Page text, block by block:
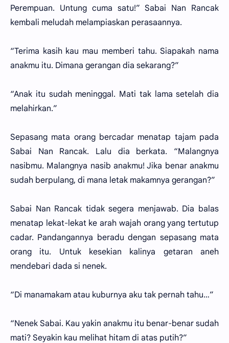
Perempuan. Untung cuma satu!” Sabai Nan Rancak
kembali meludah melampiaskan perasaannya.
“Terima kasih kau mau memberi tahu. Siapakah nama
anakmu itu. Dimana gerangan dia sekarang?”
“Anak itu sudah meninggal. Mati tak lama setelah dia
melahirkan.”
Sepasang mata orang bercadar menatap tajam pada
Sabai Nan Rancak. Lalu dia berkata. “Malangnya
nasibmu. Malangnya nasib anakmu! Jika benar anakmu
sudah berpulang, di mana letak makamnya gerangan?”
Sabai Nan Rancak tidak segera menjawab. Dia balas
menatap lekat-lekat ke arah wajah orang yang tertutup
cadar. Pandangannya beradu dengan sepasang mata
orang itu. Untuk kesekian kalinya getaran aneh
mendebari dada si nenek.
“Di manamakam atau kuburnya aku tak pernah tahu…”
“Nenek Sabai. Kau yakin anakmu itu benar-benar sudah
mati? Seyakin kau melihat hitam di atas putih?”